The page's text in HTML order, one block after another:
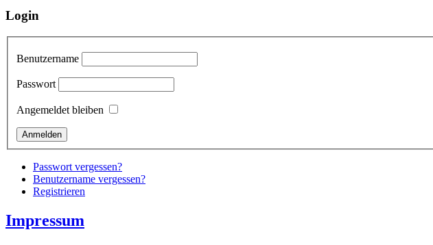
Login
Benutzername
Passwort
Angemeldet bleiben
Passwort vergessen?
Benutzername vergessen?
Registrieren
Impressum